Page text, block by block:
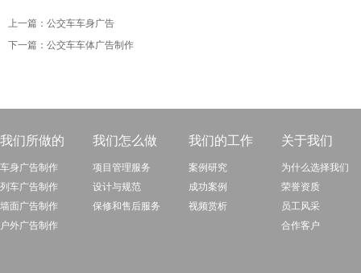
上一篇： 公交车车身广告
下一篇： 公交车车体广告制作
我们所做的
车身广告制作
列车广告制作
墙面广告制作
户外广告制作
我们怎么做
项目管理服务
设计与规范
保修和售后服务
我们的工作
案例研究
成功案例
视频赏析
关于我们
为什么选择我们
荣誉资质
员工风采
合作客户